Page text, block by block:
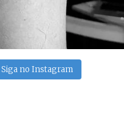
Siga no Instagram